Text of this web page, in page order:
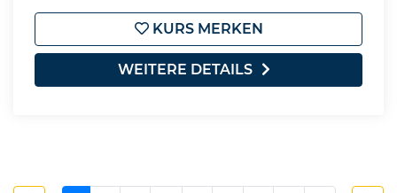
KURS MERKEN
WEITERE DETAILS